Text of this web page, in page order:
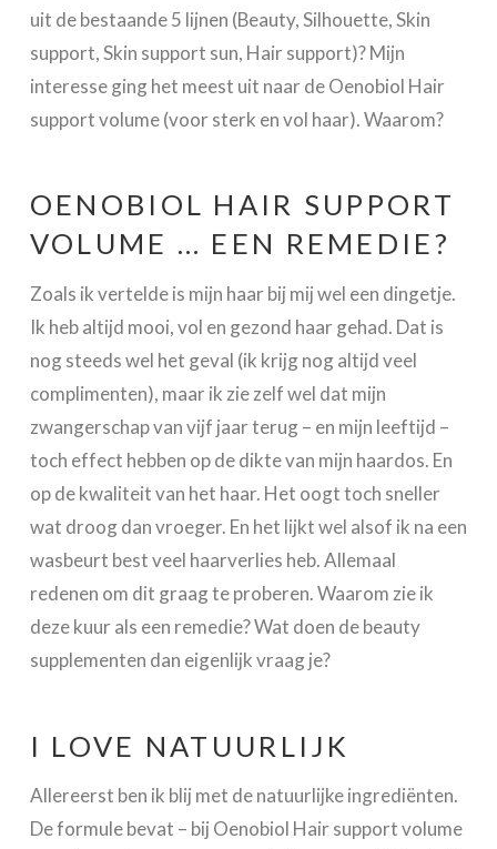
uit de bestaande 5 lijnen (Beauty, Silhouette, Skin
support, Skin support sun, Hair support)? Mijn
interesse ging het meest uit naar de Oenobiol Hair
support volume (voor sterk en vol haar). Waarom?
OENOBIOL HAIR SUPPORT
VOLUME … EEN REMEDIE?
Zoals ik vertelde is mijn haar bij mij wel een dingetje.
Ik heb altijd mooi, vol en gezond haar gehad. Dat is
nog steeds wel het geval (ik krijg nog altijd veel
complimenten), maar ik zie zelf wel dat mijn
zwangerschap van vijf jaar terug – en mijn leeftijd –
toch effect hebben op de dikte van mijn haardos. En
op de kwaliteit van het haar. Het oogt toch sneller
wat droog dan vroeger. En het lijkt wel alsof ik na een
wasbeurt best veel haarverlies heb. Allemaal
redenen om dit graag te proberen. Waarom zie ik
deze kuur als een remedie? Wat doen de beauty
supplementen dan eigenlijk vraag je?
I LOVE NATUURLIJK
Allereerst ben ik blij met de natuurlijke ingrediënten.
De formule bevat – bij Oenobiol Hair support volume